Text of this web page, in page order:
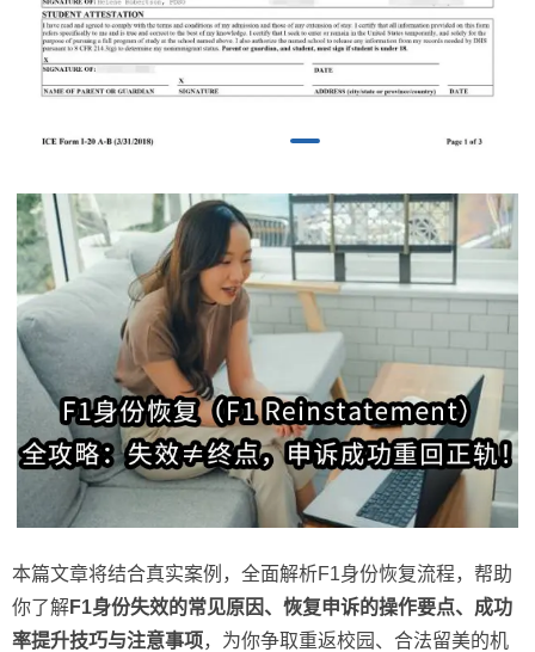
本篇文章将结合真实案例，全面解析F1身份恢复流程，帮助
你了解F1身份失效的常见原因、恢复申诉的操作要点、成功
率提升技巧与注意事项，为你争取重返校园、合法留美的机